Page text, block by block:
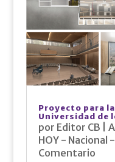
Proyecto para
Universidad de
por Editor CB
HOY - Nacional
Comentario